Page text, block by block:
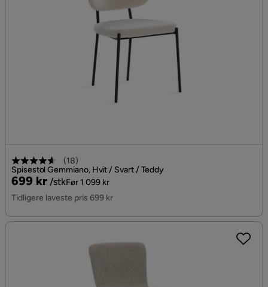
(18)
Spisestol Gemmiano, Hvit / Svart / Teddy
Pris
699 kr /stk
Original
Pris
Før 1 099 kr
Tidligere laveste pris 699 kr